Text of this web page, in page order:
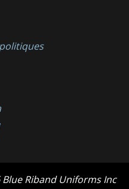
politiques
Riband Uniforms Inc